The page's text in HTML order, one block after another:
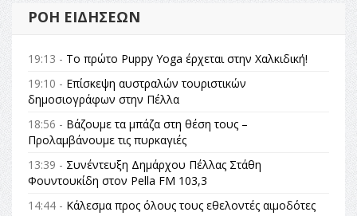
ΡΟΉ ΕΙΔΉΣΕΩΝ
19:13 - Το πρώτο Puppy Yoga έρχεται στην Χαλκιδική!
19:10 - Επίσκεψη αυστραλών τουριστικών
δημοσιογράφων στην Πέλλα
18:56 - Βάζουμε τα μπάζα στη θέση τους –
Προλαμβάνουμε τις πυρκαγιές
13:39 - Συνέντευξη Δημάρχου Πέλλας Στάθη
Φουντουκίδη στον Pella FM 103,3
14:44 - Κάλεσμα προς όλους τους εθελοντές αιμοδότες